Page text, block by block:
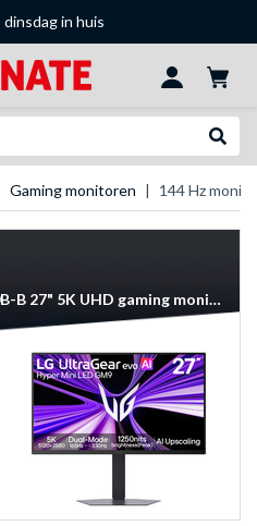
in huis
Gaming monitoren 144 Hz
LG UltraGear evo 27GM950B-B 27" 5K UHD gaming monitor